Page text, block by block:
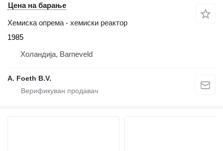
Цена на барање
Хемиска опрема - хемиски реактор
1985
Холандија, Barneveld
A. Foeth B.V.